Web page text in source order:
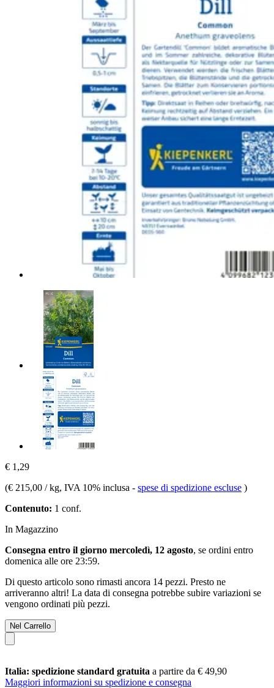
€ 1,29
(€ 215,00 / kg, IVA 10% inclusa - spese di spedizione escluse )
Contenuto: 1 conf.
In Magazzino
Consegna entro il giorno mercoledì, 12 agosto, se ordini entro
domenica alle ore 23:59.
Di questo articolo sono rimasti ancora 14 pezzi. Presto ne
arriveranno altri! La data di consegna potrebbe subire variazioni se
vengono ordinati più pezzi.
Nel Carrello
Italia: spedizione standard gratuita a partire da € 49,90
Maggiori informazioni su spedizione e consegna